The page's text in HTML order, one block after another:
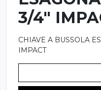
3/4″
CHIAVE A BUSSOLA
IMPACT
-